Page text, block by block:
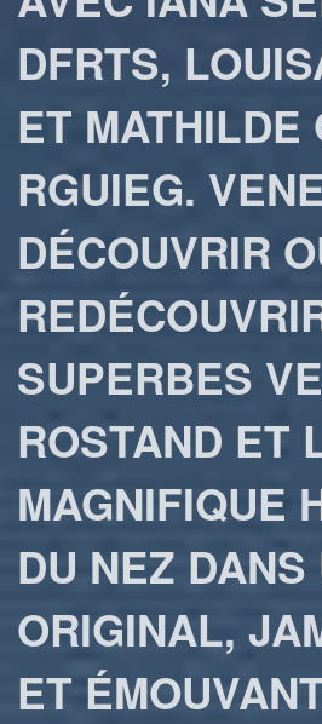
DFRTS,
ET MATHILDE
RGUIEG.
DÉCOUVRIR
SUPERBES
ROSTAND ET
MAGNIFIQUE
DU NEZ
ORIGINAL,
ET